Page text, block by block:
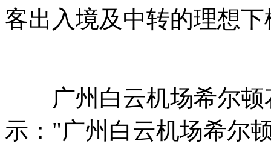
客出入境及中转的理想
广州白云机场希尔顿
示："广州白云机场希尔